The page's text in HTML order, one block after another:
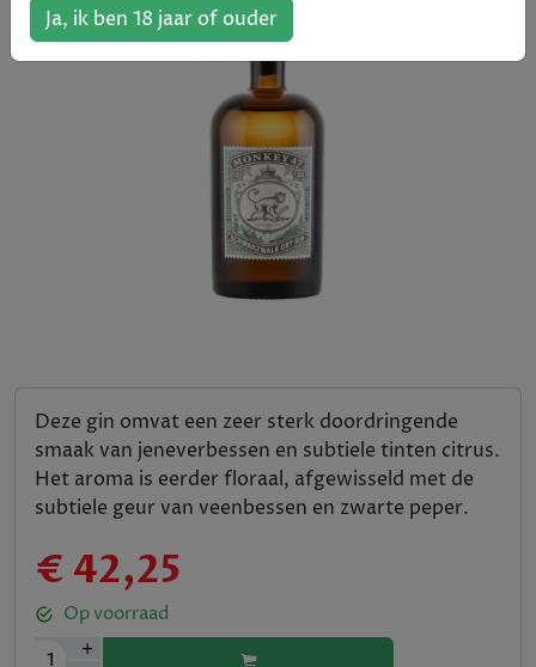
Deze gin omvat een zeer sterk doordringende
smaak van jeneverbessen en subtiele tinten citrus.
Het aroma is eerder floraal, afgewisseld met de
subtiele geur van veenbessen en zwarte peper.
€ 42,25
Op voorraad
1
+
Ja, ik ben 18 jaar of ouder